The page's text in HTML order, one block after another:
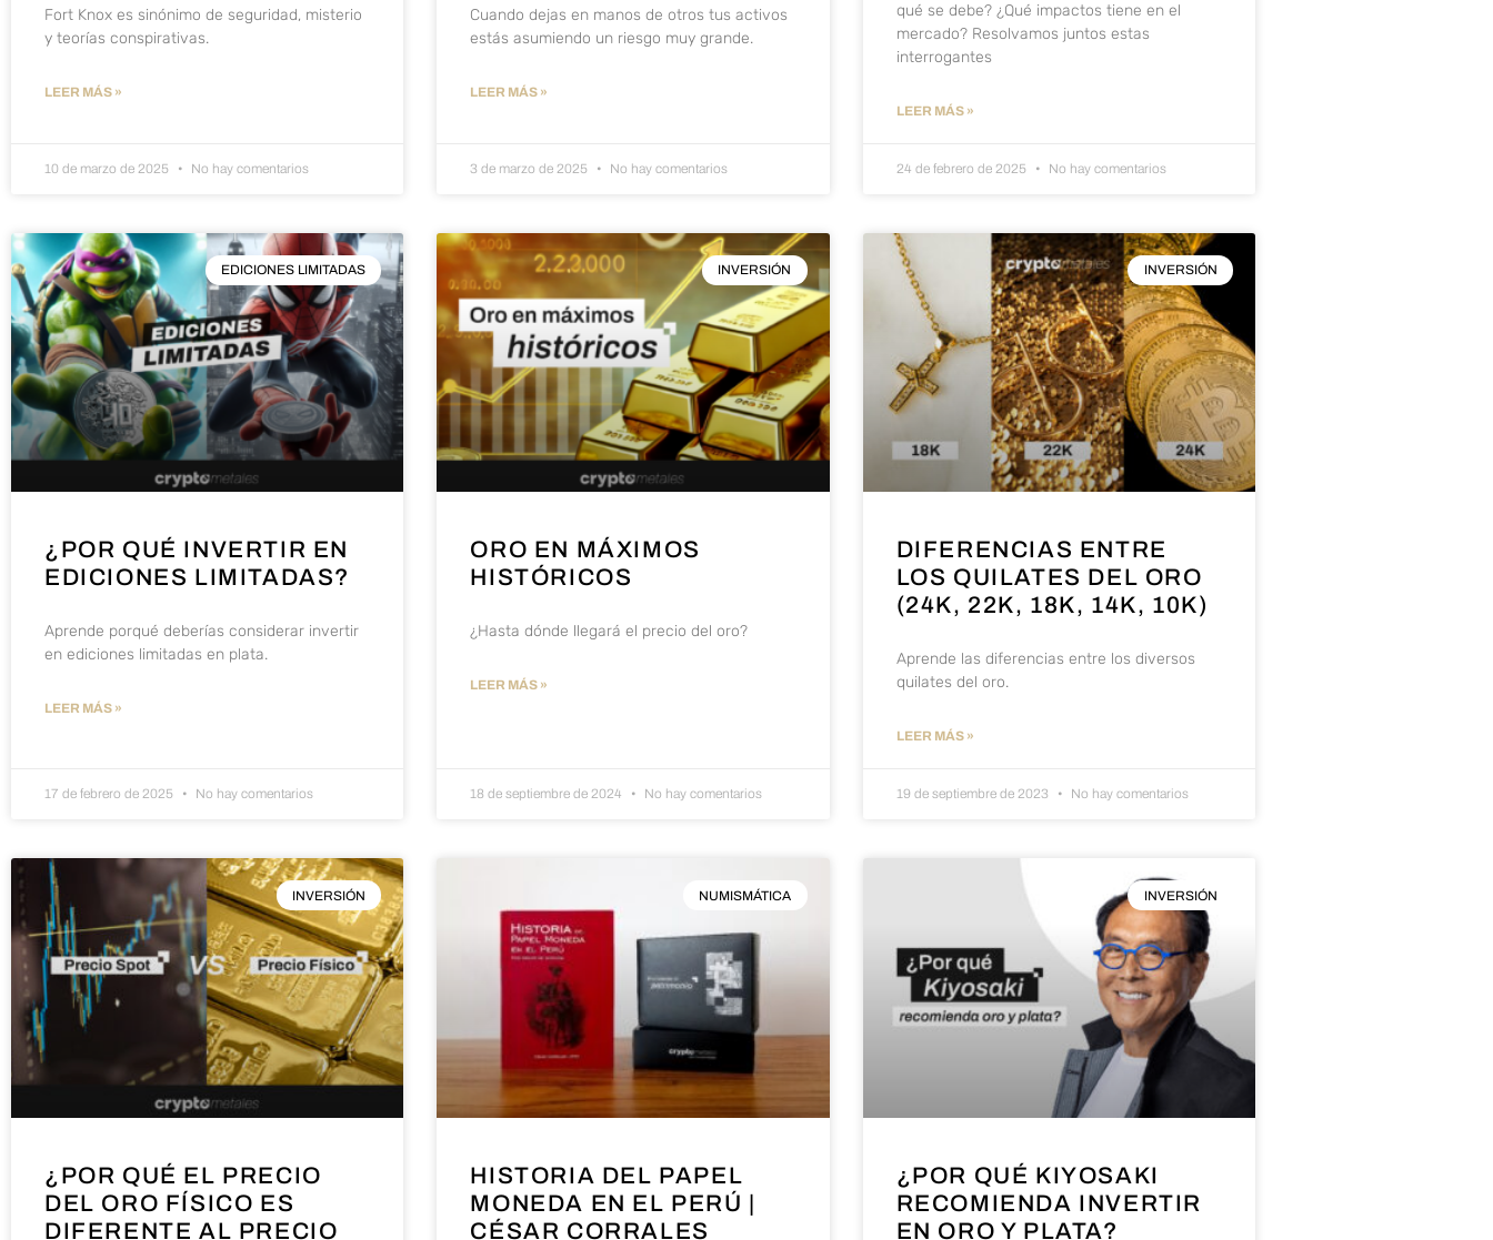
Fort Knox es sinónimo de seguridad, misterio
y teorías conspirativas.
LEER MÁS »
10 de marzo de 2025 No hay comentarios
Cuando dejas en manos de otros tus activos
estás asumiendo un riesgo muy grande.
LEER MÁS »
3 de marzo de 2025 No hay comentarios
qué se debe? ¿Qué impactos tiene en el
mercado? Resolvamos juntos estas
interrogantes
LEER MÁS »
24 de febrero de 2025 No hay comentarios
EDICIONES LIMITADAS
¿POR QUÉ INVERTIR EN
EDICIONES LIMITADAS?
Aprende porqué deberías considerar invertir
en ediciones limitadas en plata.
LEER MÁS »
17 de febrero de 2025 No hay comentarios
INVERSIÓN
ORO EN MÁXIMOS
HISTÓRICOS
¿Hasta dónde llegará el precio del oro?
LEER MÁS »
18 de septiembre de 2024 No hay comentarios
INVERSIÓN
DIFERENCIAS ENTRE
LOS QUILATES DEL ORO
(24K, 22K, 18K, 14K, 10K)
Aprende las diferencias entre los diversos
quilates del oro.
LEER MÁS »
19 de septiembre de 2023 No hay comentarios
INVERSIÓN
¿POR QUÉ EL PRECIO
DEL ORO FÍSICO ES
DIFERENTE AL PRECIO
NUMISMÁTICA
HISTORIA DEL PAPEL
MONEDA EN EL PERÚ |
CÉSAR CORRALES
INVERSIÓN
¿POR QUÉ KIYOSAKI
RECOMIENDA INVERTIR
EN ORO Y PLATA?